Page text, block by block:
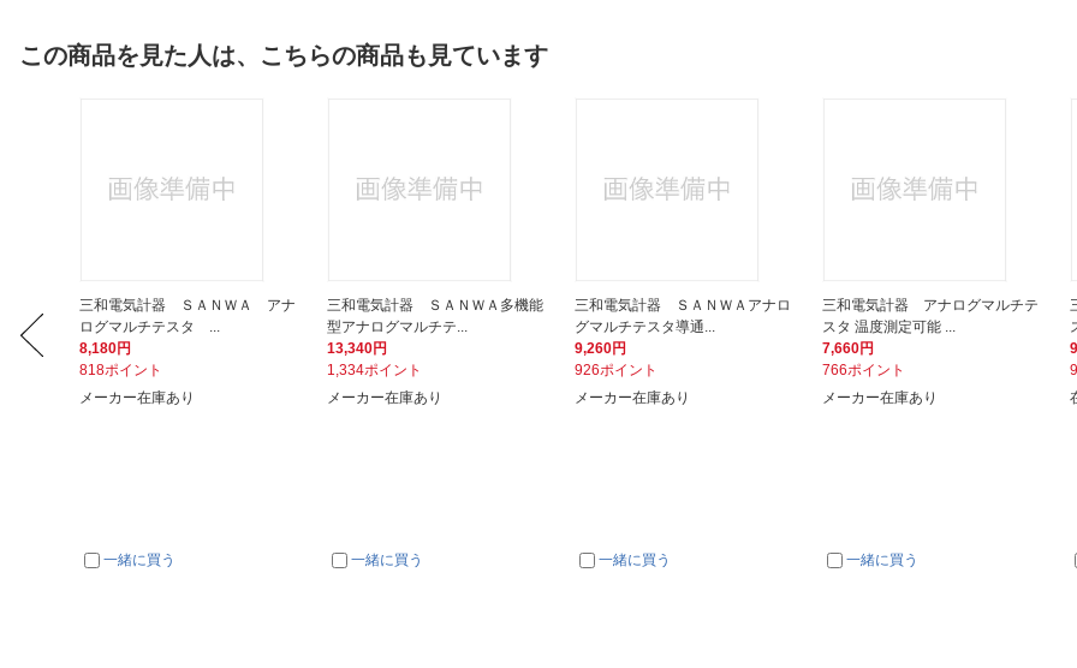
この商品を見た人は、こちらの商品も見ています
三和電気計器 ＳＡＮＷＡ アナ
ログマルチテスタ ...
8,180円
818ポイント
メーカー在庫あり
一緒に買う
三和電気計器 ＳＡＮＷＡ多機能
型アナログマルチテ...
13,340円
1,334ポイント
メーカー在庫あり
一緒に買う
三和電気計器 ＳＡＮＷＡアナロ
グマルチテスタ導通...
9,260円
926ポイント
メーカー在庫あり
一緒に買う
三和電気計器 アナログマルチテ
スタ 温度測定可能 ...
7,660円
766ポイント
メーカー在庫あり
一緒に買う